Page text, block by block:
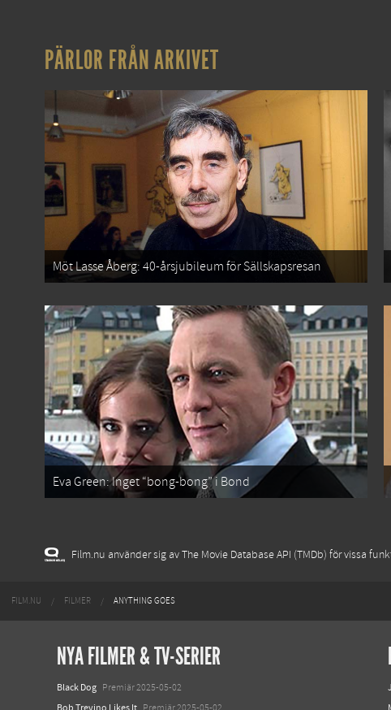
PÄRLOR FRÅN ARKIVET
Möt Lasse Åberg: 40-årsjubileum för Sällskapsresan
Eva Green: Inget “bong-bong” i Bond
Film.nu använder sig av The Movie Database API (TMDb) för vissa
FILM.NU FILMER ANYTHING GOES
NYA FILMER & TV-SERIER
Black Dog Premiär 2025-05-02